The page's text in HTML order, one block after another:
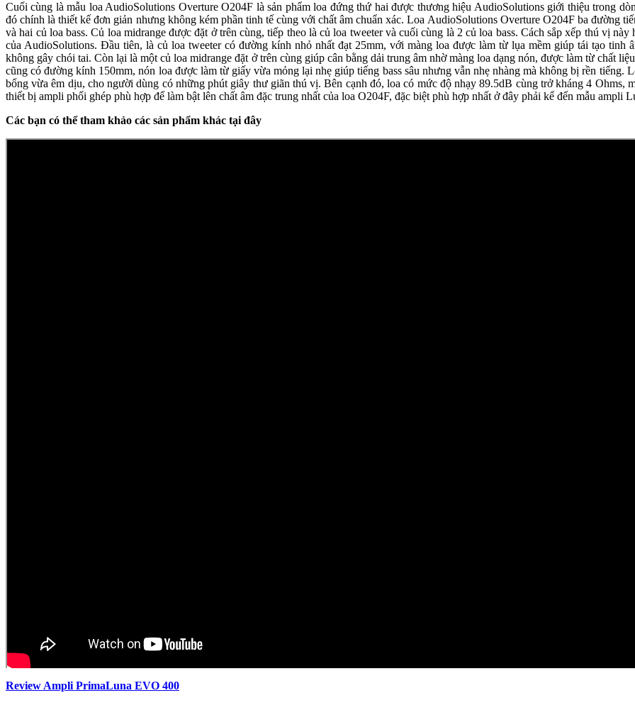
Cuối cùng là mẫu loa AudioSolutions Overture O204F là sản phẩm loa đứng thứ hai được thương hiệu AudioSolutions giới thiệu trong
đó chính là thiết kế đơn giản nhưng không kém phần tinh tế cùng với chất âm chuẩn xác. Loa AudioSolutions Overture O204F ba đường
và hai củ loa bass. Củ loa midrange được đặt ở trên cùng, tiếp theo là củ loa tweeter và cuối cùng là 2 củ loa bass. Cách sắp xếp thú vị
của AudioSolutions. Đầu tiên, là củ loa tweeter có đường kính nhỏ nhất đạt 25mm, với màng loa được làm từ lụa mềm giúp tái tạo tinh
không gây chói tai. Còn lại là một củ loa midrange đặt ở trên cùng giúp cân bằng dải trung âm nhờ màng loa dạng nón, được làm từ chất
cũng có đường kính 150mm, nón loa được làm từ giấy vừa mỏng lại nhẹ giúp tiếng bass sâu nhưng vẫn nhẹ nhàng mà không bị rền
bổng vừa êm dịu, cho người dùng có những phút giây thư giãn thú vị. Bên cạnh đó, loa có mức độ nhạy 89.5dB cùng trở kháng 4 Ohms,
thiết bị ampli phối ghép phù hợp để làm bật lên chất âm đặc trung nhất của loa O204F, đặc biệt phù hợp nhất ở đây phải kể đến mẫu ampli
Các bạn có thể tham khảo các sản phẩm khác tại đây
Review Ampli PrimaLuna EVO 400